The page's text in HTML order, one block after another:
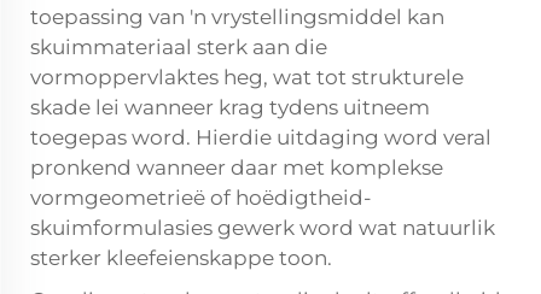
toepassing van 'n vrystellingsmiddel kan
skuimmateriaal sterk aan die
vormoppervlaktes heg, wat tot strukturele
skade lei wanneer krag tydens uitneem
toegepas word. Hierdie uitdaging word veral
pronkend wanneer daar met komplekse
vormgeometrieë of hoëdigtheid-
skuimformulasies gewerk word wat natuurlik
sterker kleefeienskappe toon.